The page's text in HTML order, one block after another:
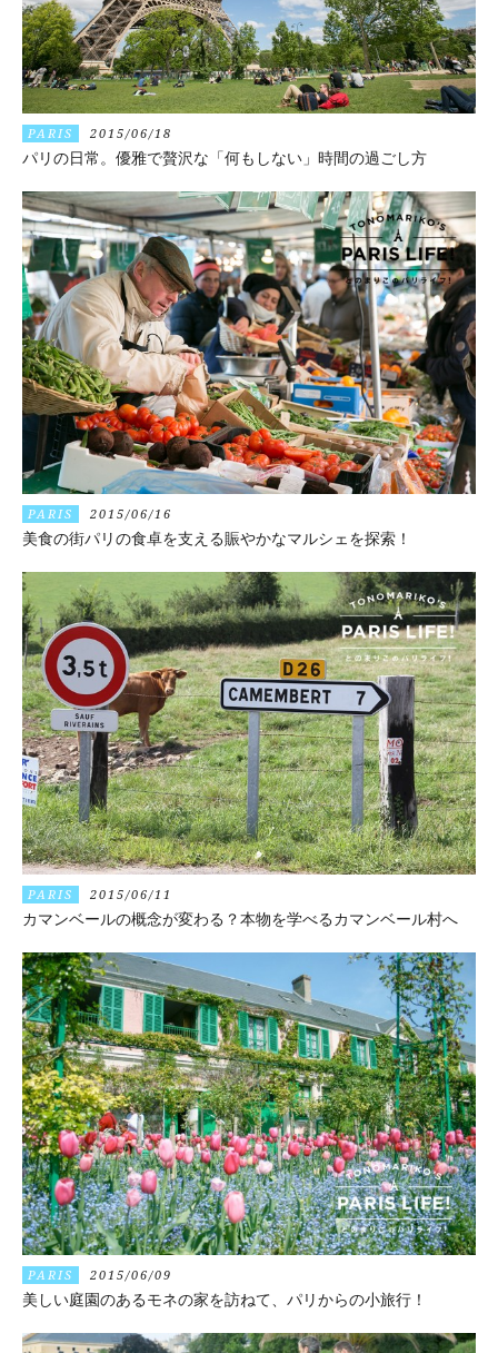
PARIS 2015/06/18
パリの日常。優雅で贅沢な「何もしない」時間の過ごし方
PARIS 2015/06/16
美食の街パリの食卓を支える賑やかなマルシェを探索！
PARIS 2015/06/11
カマンベールの概念が変わる？本物を学べるカマンベール村へ
PARIS 2015/06/09
美しい庭園のあるモネの家を訪ねて、パリからの小旅行！